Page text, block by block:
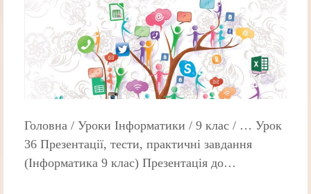
Головна / Уроки Інформатики / 9 клас / … Урок
36 Презентації, тести, практичні завдання
(Інформатика 9 клас) Презентація до…